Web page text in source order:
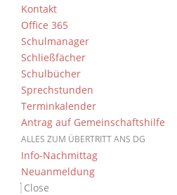
Kontakt
Office 365
Schulmanager
Schließfächer
Schulbücher
Sprechstunden
Terminkalender
Antrag auf Gemeinschaftshilfe
ALLES ZUM ÜBERTRITT ANS DG
Info-Nachmittag
Neuanmeldung
Close